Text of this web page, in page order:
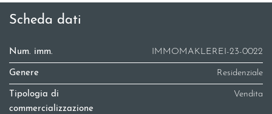
Scheda dati
Num. imm. IMMOMAKLEREI-23-0022
Genere Residenziale
Tipologia di
commercializzazione
Vendita